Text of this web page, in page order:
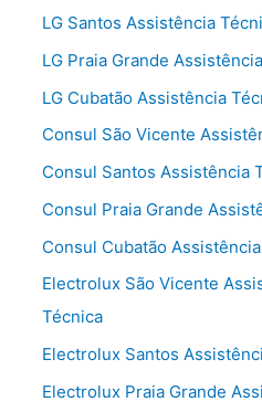
LG Santos Assistência
LG Praia Grande
LG Cubatão Assistência
Consul São Vicente
Consul Santos Assistência
Consul Praia Grande
Consul Cubatão
Electrolux São Vicente
Técnica
Electrolux Santos
Electrolux Praia Grande